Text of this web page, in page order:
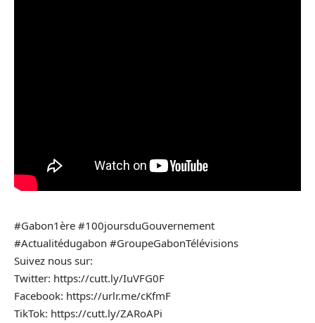
#Gabon1ère #100joursduGouvernement
#Actualitédugabon #GroupeGabonTélévisions
Suivez nous sur:
Twitter: https://cutt.ly/IuVFG0F
Facebook: https://urlr.me/cKfmF
TikTok: https://cutt.ly/ZARoAPi